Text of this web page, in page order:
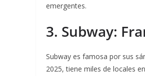
emergentes.
3. Subway:
Subway es famosa por sus
2025, tiene miles de locales